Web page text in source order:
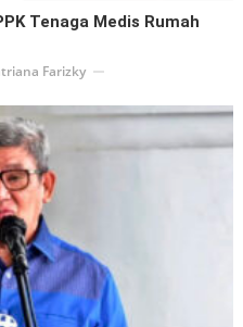
Tenaga Medis Rumah
Farizky